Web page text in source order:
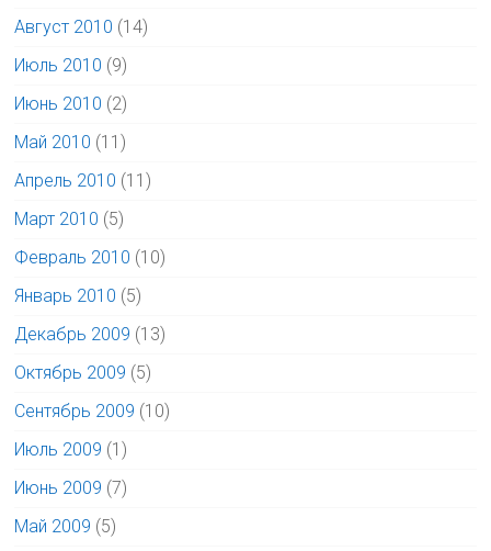
Август 2010 (14)
Июль 2010 (9)
Июнь 2010 (2)
Май 2010 (11)
Апрель 2010 (11)
Март 2010 (5)
Февраль 2010 (10)
Январь 2010 (5)
Декабрь 2009 (13)
Октябрь 2009 (5)
Сентябрь 2009 (10)
Июль 2009 (1)
Июнь 2009 (7)
Май 2009 (5)